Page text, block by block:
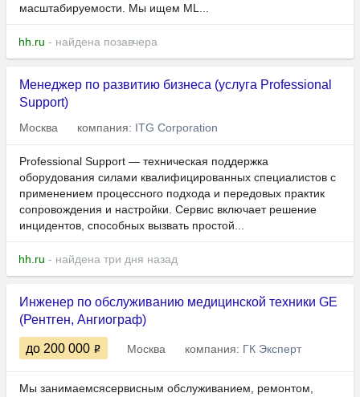
масштабируемости. Мы ищем ML...
hh.ru - найдена позавчера
Менеджер по развитию бизнеса (услуга Professional
Support)
Москва компания: ITG Corporation
Professional Support — техническая поддержка
оборудования силами квалифицированных специалистов с
применением процессного подхода и передовых практик
сопровождения и настройки. Сервис включает решение
инцидентов, способных вызвать простой...
hh.ru - найдена три дня назад
Инженер по обслуживанию медицинской техники GE
(Рентген, Ангиограф)
до 200 000 Москва компания: ГК Эксперт
Мы занимаемсясервисным обслуживанием, ремонтом,